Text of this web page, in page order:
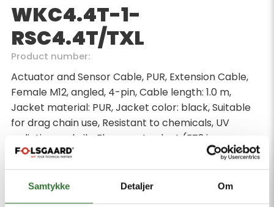
Samtykke Detaljer Om
WKC4.4T-1-
RSC4.4T/TXL
Product number:
Actuator and Sensor Cable, PUR, Extension Cable,
Female M12, angled, 4-pin, Cable length: 1.0 m,
Jacket material: PUR, Jacket color: black, Suitable
for drag chain use, Resistant to chemicals, UV
radiation and oils, Flame-retardant (FT2 in
accordance with UL 1581, IEC 60332-2-2), Free from
halogen, silicone, PVC and LABS, Particularly
resistant to abrasion, Approval: cULus, RoHS-
compliant, Protection class: IP67, IP69K, Male M12,